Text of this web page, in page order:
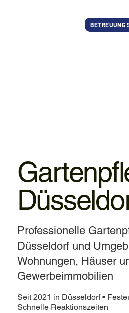
BETREUUNG
Professionelle
Düsseldorf und
Wohnungen, Häuser
Gewerbeimmobilien
Seit 2021 in Düsseldorf •
Schnelle Reaktionszeiten